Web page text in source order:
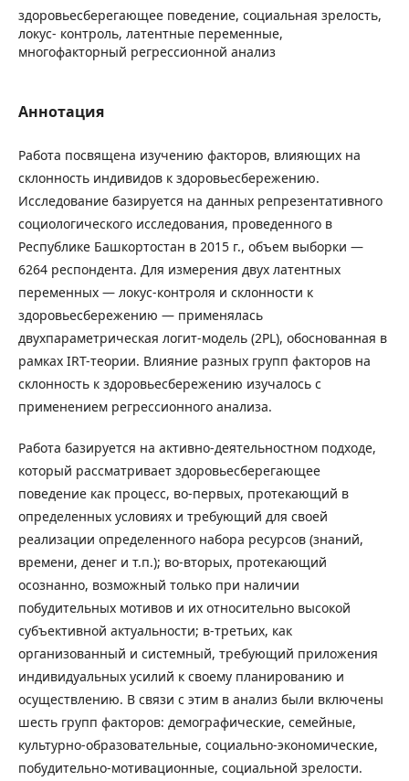
здоровьесберегающее поведение, социальная зрелость,
локус- контроль, латентные переменные,
многофакторный регрессионной анализ
Аннотация
Работа посвящена изучению факторов, влияющих на
склонность индивидов к здоровьесбережению.
Исследование базируется на данных репрезентативного
социологического исследования, проведенного в
Республике Башкортостан в 2015 г., объем выборки —
6264 респондента. Для измерения двух латентных
переменных — локус-контроля и склонности к
здоровьесбережению — применялась
двухпараметрическая логит-модель (2PL), обоснованная в
рамках IRT-теории. Влияние разных групп факторов на
склонность к здоровьесбережению изучалось с
применением регрессионного анализа.
Работа базируется на активно-деятельностном подходе,
который рассматривает здоровьесберегающее
поведение как процесс, во-первых, протекающий в
определенных условиях и требующий для своей
реализации определенного набора ресурсов (знаний,
времени, денег и т.п.); во-вторых, протекающий
осознанно, возможный только при наличии
побудительных мотивов и их относительно высокой
субъективной актуальности; в-третьих, как
организованный и системный, требующий приложения
индивидуальных усилий к своему планированию и
осуществлению. В связи с этим в анализ были включены
шесть групп факторов: демографические, семейные,
культурно-образовательные, социально-экономические,
побудительно-мотивационные, социальной зрелости.